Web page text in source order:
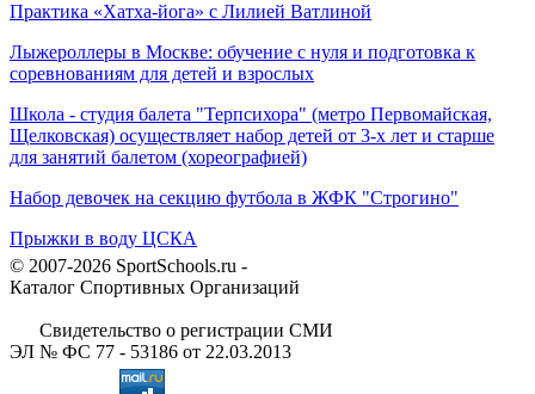
Практика «Хатха-йога» с Лилией Ватлиной
Лыжероллеры в Москве: обучение с нуля и подготовка к
соревнованиям для детей и взрослых
Школа - студия балета "Терпсихора" (метро Первомайская,
Щелковская) осуществляет набор детей от 3-х лет и старше
для занятий балетом (хореографией)
Набор девочек на секцию футбола в ЖФК "Строгино"
Прыжки в воду ЦСКА
© 2007-2026 SportSchools.ru -
Каталог Спортивных Организаций
Свидетельство о регистрации СМИ
ЭЛ № ФС 77 - 53186 от 22.03.2013